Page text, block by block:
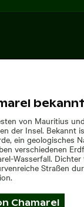
von Mauritius
der Insel. Bekannt
ein geologisches
verschiedenen
Wasserfall.
Straßen
Chamarel